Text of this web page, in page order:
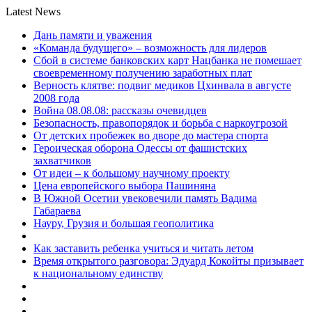
Latest News
Дань памяти и уважения
«Команда будущего» – возможность для лидеров
Сбой в системе банковских карт Нацбанка не помешает
своевременному получению заработных плат
Верность клятве: подвиг медиков Цхинвала в августе
2008 года
Война 08.08.08: рассказы очевидцев
Безопасность, правопорядок и борьба с наркоугрозой
От детских пробежек во дворе до мастера спорта
Героическая оборона Одессы от фашистских
захватчиков
От идеи – к большому научному проекту
Цена европейского выбора Пашиняна
В Южной Осетии увековечили память Вадима
Габараева
Науру, Грузия и большая геополитика
Как заставить ребенка учиться и читать летом
Время открытого разговора: Эдуард Кокойты призывает
к национальному единству